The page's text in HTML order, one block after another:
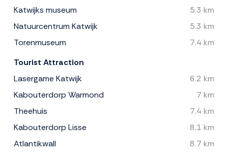
Katwijks museum
5.3 km
Natuurcentrum Katwijk
5.3 km
Torenmuseum
7.4 km
Tourist Attraction
Lasergame Katwijk
6.2 km
Kabouterdorp Warmond
7 km
Theehuis
7.4 km
Kabouterdorp Lisse
8.1 km
Atlantikwall
8.7 km